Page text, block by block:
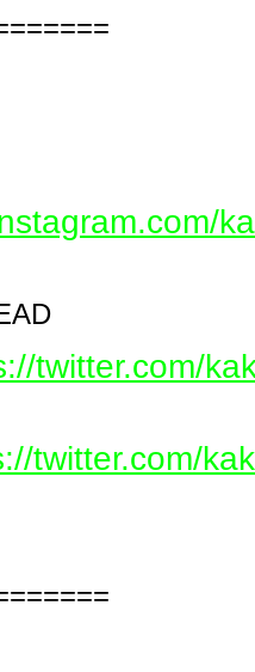
twitter.com/
twitter.com/